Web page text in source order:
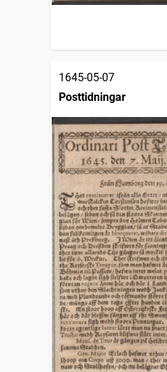
1645-05-07
Posttidningar